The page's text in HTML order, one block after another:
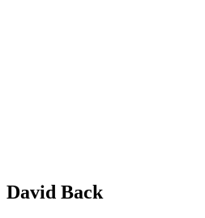
David Back